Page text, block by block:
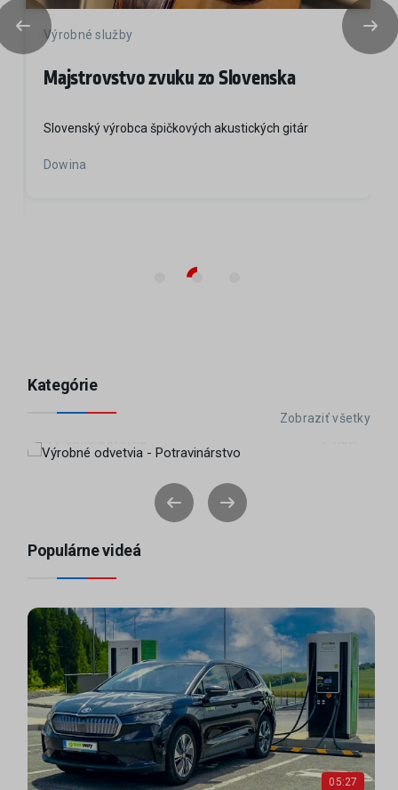
Dowina
Slovenský výrobca špičkových akustických gitár
Majstrovstvo zvuku zo Slovenska
Výrobné služby
Kategórie
Zobraziť všetky
Potravinárstvo
Populárne videá
05:27